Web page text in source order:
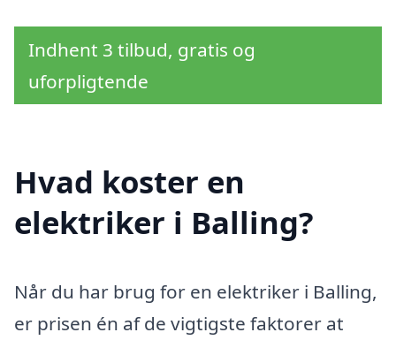
Indhent 3 tilbud, gratis og
uforpligtende
Hvad koster en
elektriker i Balling?
Når du har brug for en elektriker i Balling,
er prisen én af de vigtigste faktorer at